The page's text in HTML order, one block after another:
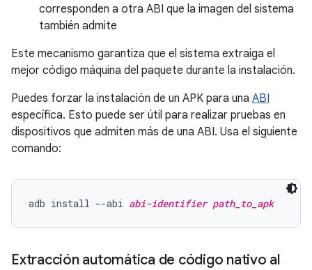
corresponden a otra ABI que la imagen del sistema
también admite
Este mecanismo garantiza que el sistema extraiga el
mejor código máquina del paquete durante la instalación.
Puedes forzar la instalación de un APK para una ABI
específica. Esto puede ser útil para realizar pruebas en
dispositivos que admiten más de una ABI. Usa el siguiente
comando:
adb install --abi abi-identifier path_to_apk
Extracción automática de código nativo al